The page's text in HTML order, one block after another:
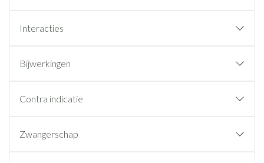
Interacties
Bijwerkingen
Contra indicatie
Zwangerschap